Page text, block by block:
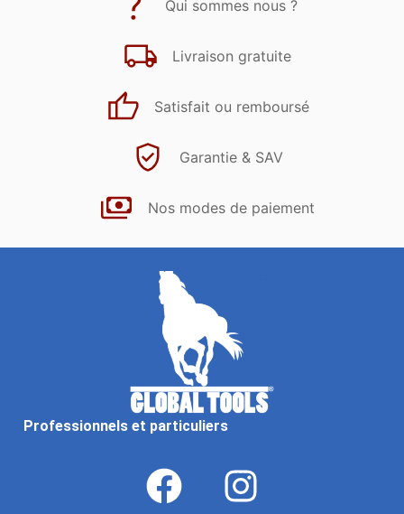
Qui sommes nous ?
Livraison gratuite
Satisfait ou remboursé
Garantie & SAV
Nos modes de paiement
Professionnels et particuliers